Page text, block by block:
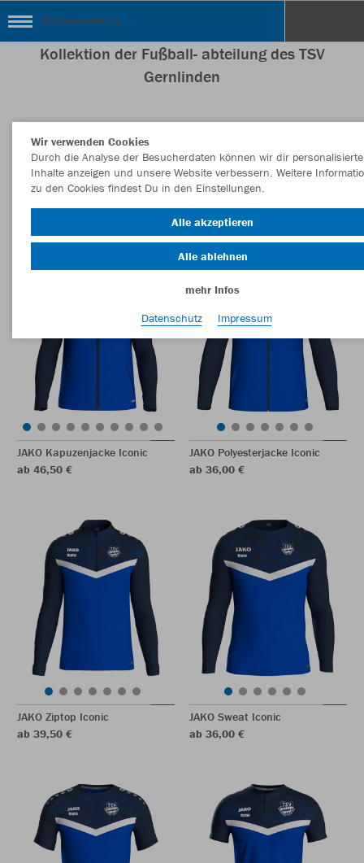
TSV Gernlinden e.V.
Kollektion der Fußball- abteilung des TSV
Gernlinden
Nachhaltig Farbe
JAKO Kapuzenjacke Iconic
ab 46,50 €
JAKO Polyesterjacke Iconic
ab 36,00 €
JAKO Ziptop Iconic
ab 39,50 €
JAKO Sweat Iconic
ab 36,00 €
Wir verwenden Cookies
Durch die Analyse der Besucherdaten können wir dir personalisierte
Inhalte anzeigen und unsere Website verbessern. Weitere
zu den Cookies findest Du in den Einstellungen.
Alle akzeptieren
Alle ablehnen
mehr Infos
Datenschutz
Impressum